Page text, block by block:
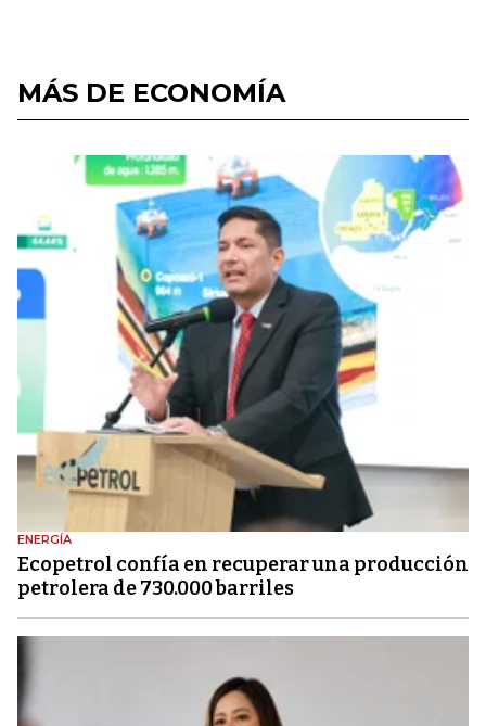
MÁS DE ECONOMÍA
ENERGÍA
Ecopetrol confía en recuperar una producción
petrolera de 730.000 barriles